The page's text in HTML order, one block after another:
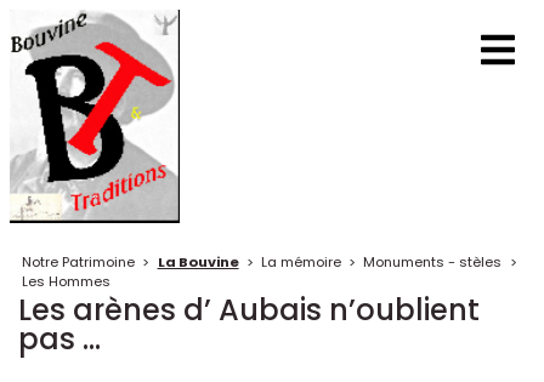
Notre Patrimoine > La Bouvine > La mémoire > Monuments - stèles >
Les Hommes
Les arènes d’ Aubais n’oublient
pas ...